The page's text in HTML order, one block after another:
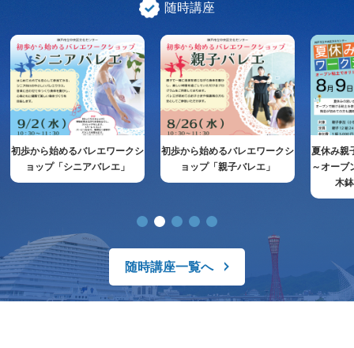
随時講座
初歩から始めるバレエワークシ
ョップ「シニアバレエ」
初歩から始めるバレエワークシ
ョップ「親子バレエ」
夏休み親
～オーブ
木
随時講座一覧へ